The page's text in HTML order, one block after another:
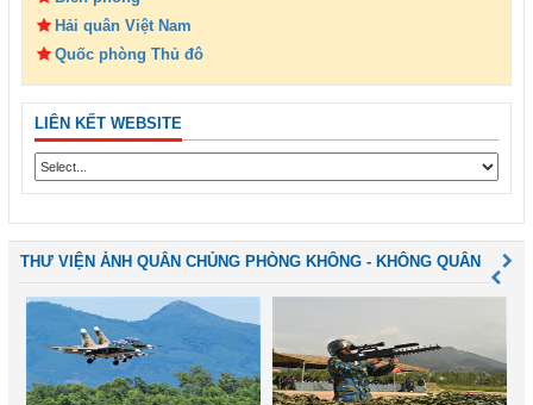
Hải quân Việt Nam
Quốc phòng Thủ đô
LIÊN KẾT WEBSITE
THƯ VIỆN ẢNH QUÂN CHỦNG PHÒNG KHÔNG - KHÔNG QUÂN